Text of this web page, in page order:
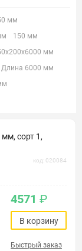
мм
150 мм
мм
Длина 6000 мм
сорт 1,
код: 020084
4571 ₽
В корзину
Быстрый заказ